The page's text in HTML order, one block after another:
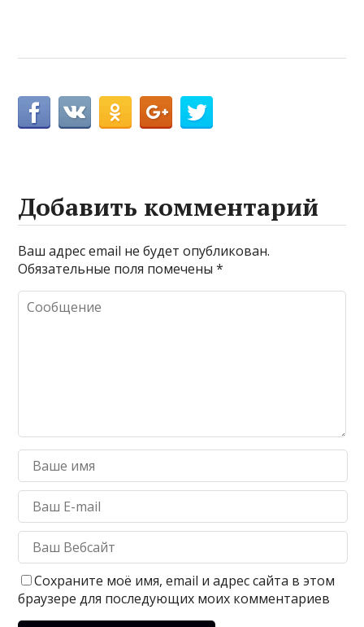
Добавить комментарий
Ваш адрес email не будет опубликован.
Обязательные поля помечены*
Сохраните моё имя, email и адрес сайта в этом
браузере для последующих моих комментариев